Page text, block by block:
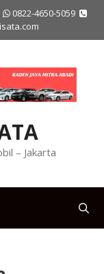
0822-4650-5059
– Jakarta